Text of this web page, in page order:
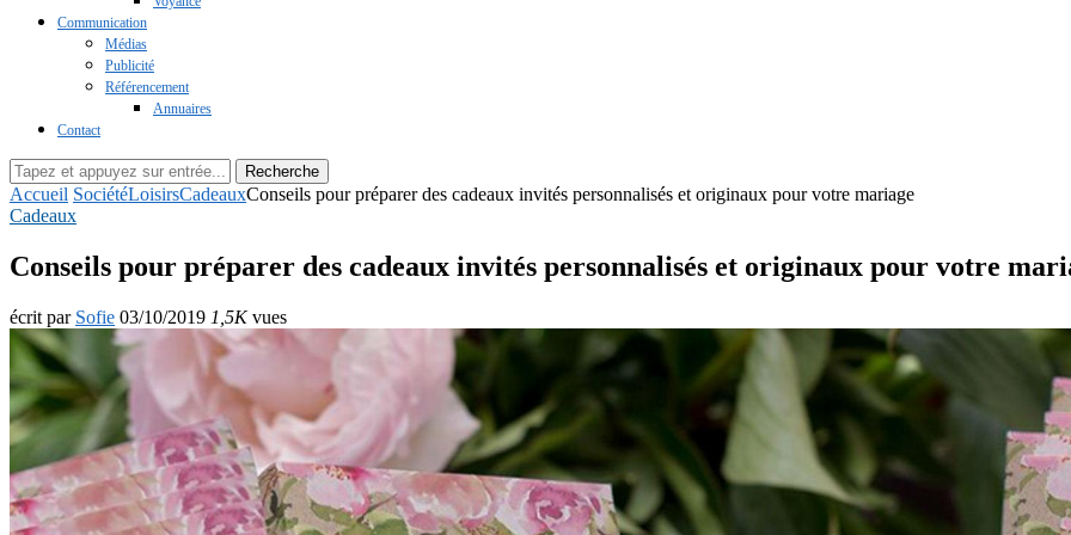
Communication
Médias
Publicité
Référencement
Annuaires
Contact
Recherche
Accueil SociétéLoisirsCadeauxConseils pour préparer des cadeaux invités personnalisés et originaux pour votre mariage
Cadeaux
Conseils pour préparer des cadeaux invités personnalisés et originaux pour votre
écrit par Sofie 03/10/2019 1,5Kvues